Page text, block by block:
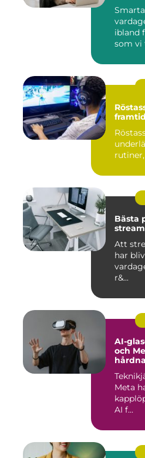
ibland
som vi
Bästa
Att
har
r&...
AI-
och
Meta
AI f...